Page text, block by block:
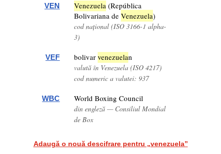
VEN Venezuela (República
Bolivariana deVenezuela)
cod național (ISO 3166-1 alpha-
3)
VEF bolivarvenezuelan
valută în Venezuela (ISO 4217)
cod numeric a valutei: 937
WBC World Boxing Council
din engleză — Consiliul Mondial
de Box
Adaugă o nouă descifrare pentru „venezuela”